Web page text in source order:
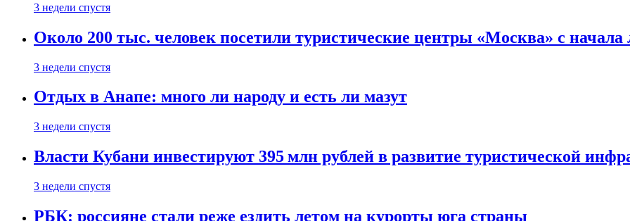
3 недели спустя
Около 200 тыс. человек посетили туристические центры «Москва» с начала
3 недели спустя
Отдых в Анапе: много ли народу и есть ли мазут
3 недели спустя
Власти Кубани инвестируют 395 млн рублей в развитие туристической
3 недели спустя
РБК: россияне стали реже ездить летом на курорты юга страны